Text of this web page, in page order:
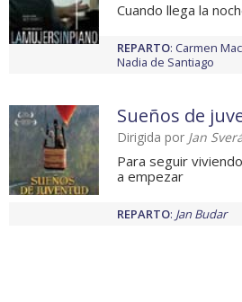
Cuando llega la
REPARTO: Carmen
Nadia de Santiago
Sueños de
Dirigida por Jan
Para seguir
a empezar
REPARTO: Jan Budar